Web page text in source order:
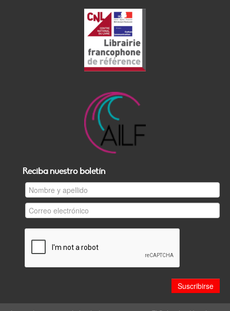
Reciba nuestro boletín